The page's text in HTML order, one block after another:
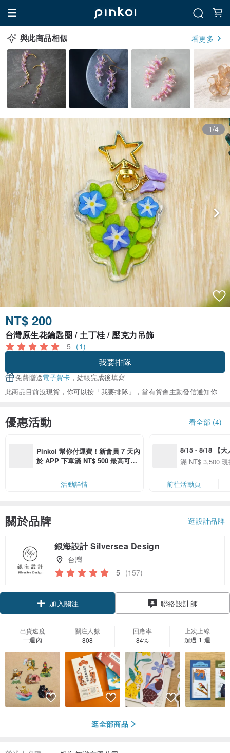
與此商品相似 看更多
1/4
NT$ 200
台灣原生花鑰匙圈 / 土丁桂 / 壓克力吊飾
5 (1)
我要排隊
免費贈送電子賀卡 ，結帳完成後填寫
此商品目前沒現貨，你可以按「我要排隊」，當有貨會主動發信通知你
優惠活動 看全部 (4)
Pinkoi 幫你付運費！新會員 7 天內
於 APP 下單滿 NT$ 500 最高可折
活動詳情
8/15 - 8/18 【大
季】滿
50
滿 NT$ 3,500
前往活動頁
關於品牌 逛設計品牌
銀海設計 Silversea Design
台灣
5 (157)
加入關注
聯絡設計師
出貨速度
一週內
關注人數
808
回應率
84%
上次上線
超過 1 週
逛全部商品